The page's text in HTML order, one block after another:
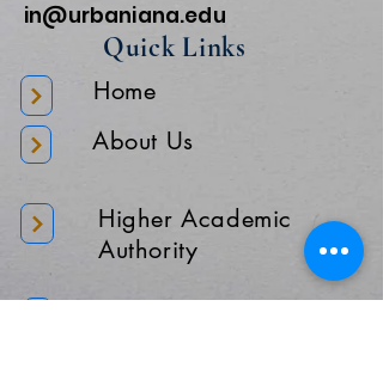
in@urbaniana.edu
Quick Links
Home
About Us
Higher Academic
Authority